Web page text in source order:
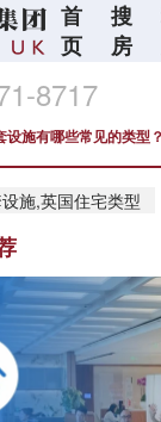
首
页
搜
房
8717
设施有哪些常见的类型
施,英国住宅类型